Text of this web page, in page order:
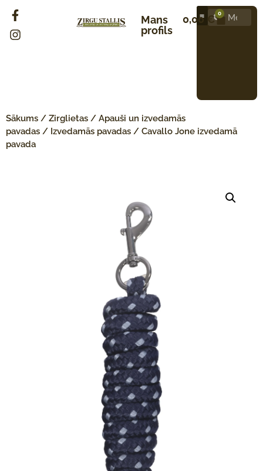
Mans
profils
0,00 € 0
Sākums / Zirglietas / Apauši un izvedamās
pavadas / Izvedamās pavadas / Cavallo Jone izvedamā
pavada